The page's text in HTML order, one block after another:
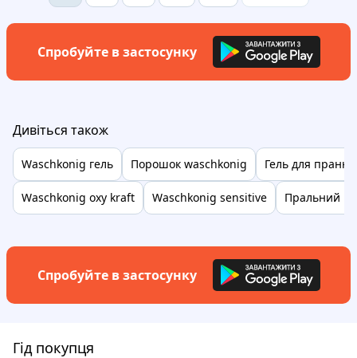
Спробуйте в застосунку
Дивіться також
Waschkonig гель Порошок waschkonig Гель для
Waschkonig oxy kraft Waschkonig sensitive Пральний
Спробуйте в застосунку
Гід покупця